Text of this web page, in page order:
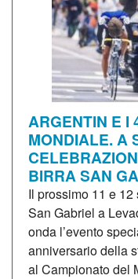
ARGENTIN E I
MONDIALE. A
BIRRA SAN
Il prossimo 11 e
San Gabriel a
onda l’evento
anniversario della
al Campionato del